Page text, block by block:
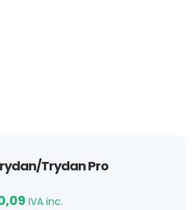
Trydan Pro
Price range: €341,94 through
IVA inc.